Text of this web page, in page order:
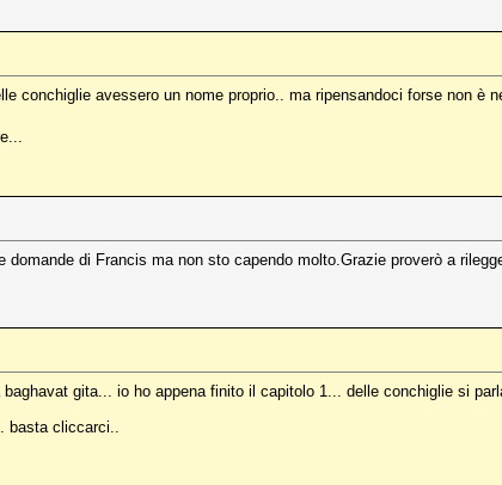
conchiglie avessero un nome proprio.. ma ripensandoci forse non è
di Francis ma non sto capendo molto.Grazie proverò a
gita... io ho appena finito il capitolo 1... delle conchiglie si
basta cliccarci..